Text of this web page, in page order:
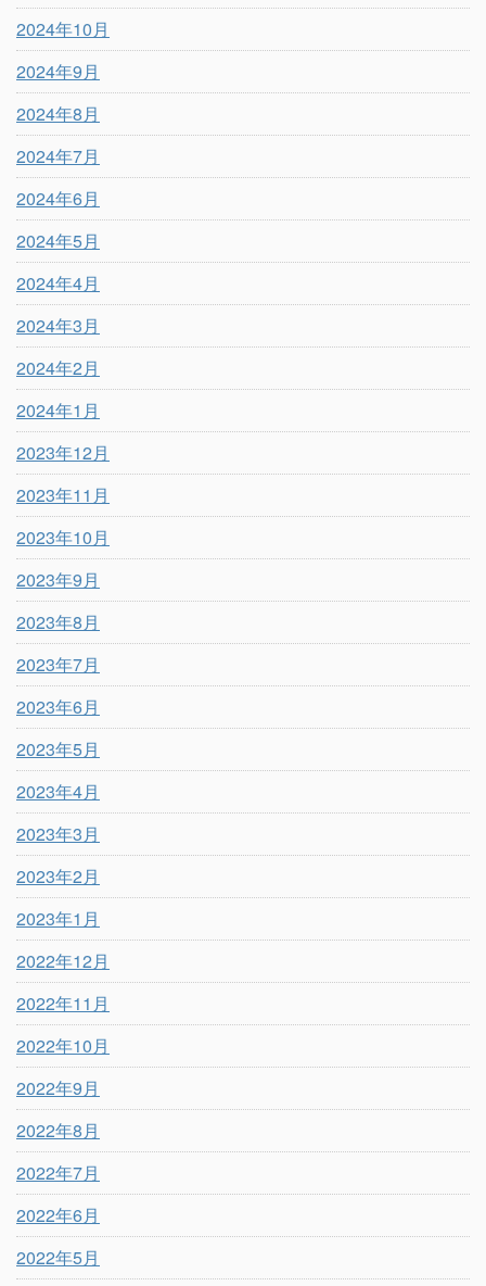
2024年10月
2024年9月
2024年8月
2024年7月
2024年6月
2024年5月
2024年4月
2024年3月
2024年2月
2024年1月
2023年12月
2023年11月
2023年10月
2023年9月
2023年8月
2023年7月
2023年6月
2023年5月
2023年4月
2023年3月
2023年2月
2023年1月
2022年12月
2022年11月
2022年10月
2022年9月
2022年8月
2022年7月
2022年6月
2022年5月